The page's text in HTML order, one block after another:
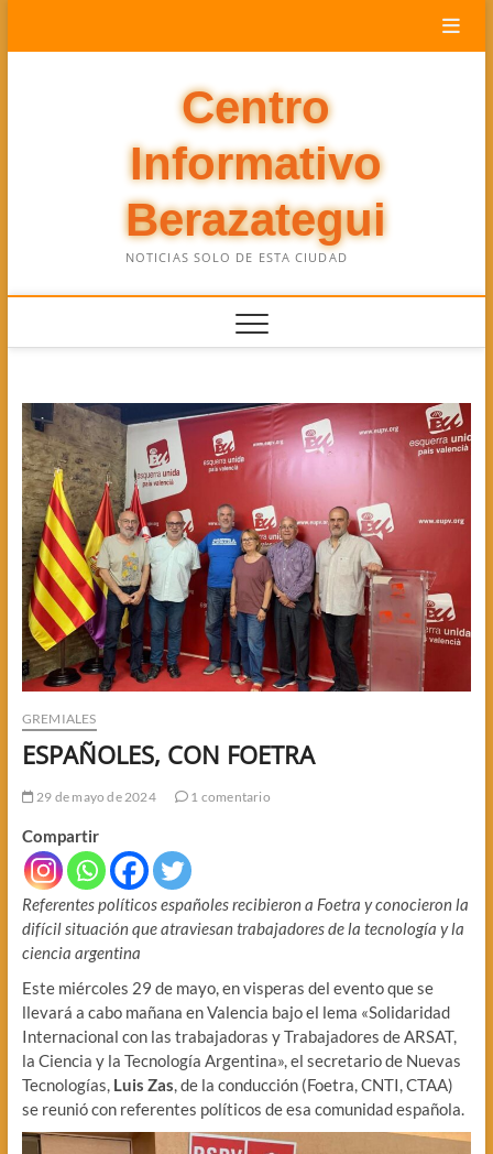
Centro
Informativo
Berazategui
NOTICIAS SOLO DE ESTA CIUDAD
GREMIALES
ESPAÑOLES, CON FOETRA
29 de mayo de 2024 1 comentario
Compartir
Referentes políticos españoles recibieron a Foetra y conocieron la
difícil situación que atraviesan trabajadores de la tecnología y la
ciencia argentina
Este miércoles 29 de mayo, en visperas del evento que se
llevará a cabo mañana en Valencia bajo el lema «Solidaridad
Internacional con las trabajadoras y Trabajadores de ARSAT,
la Ciencia y la Tecnología Argentina», el secretario de Nuevas
Tecnologías, Luis Zas, de la conducción (Foetra, CNTI, CTAA)
se reunió con referentes políticos de esa comunidad española.